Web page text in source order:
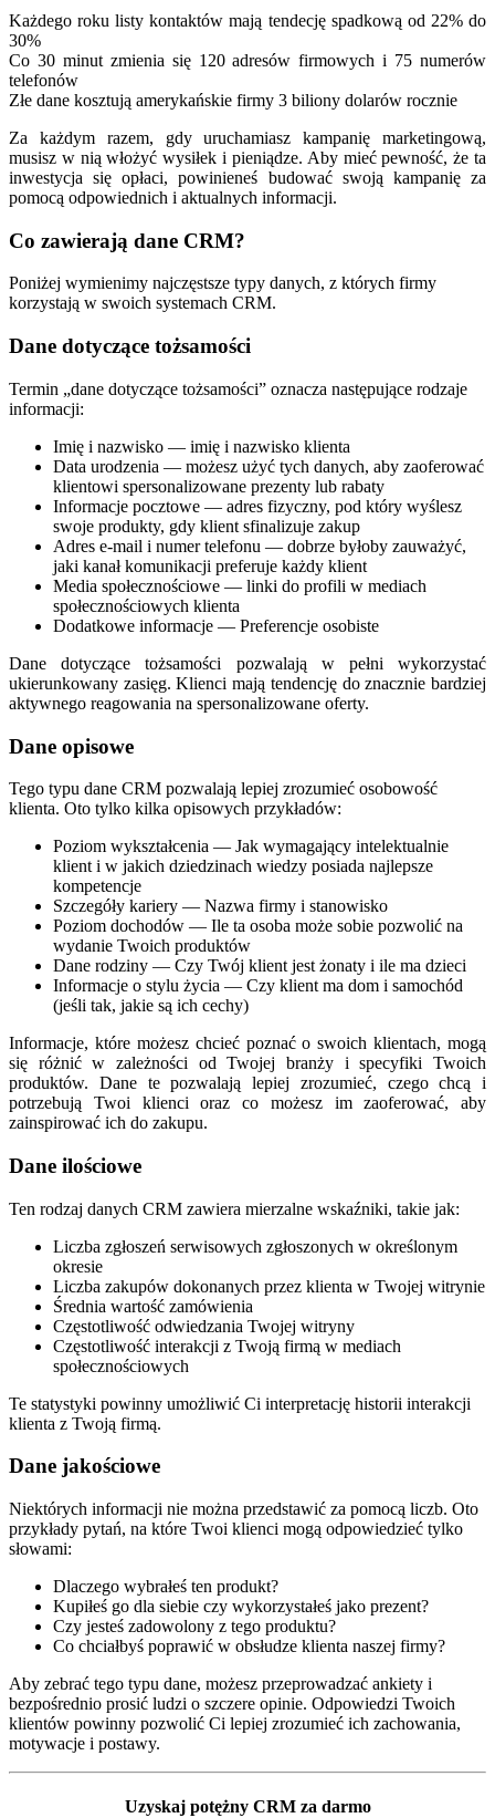
Każdego roku listy kontaktów mają tendecję spadkową od 22% do
30%
Co 30 minut zmienia się 120 adresów firmowych i 75 numerów
telefonów
Złe dane kosztują amerykańskie firmy 3 biliony dolarów rocznie
Za każdym razem, gdy uruchamiasz kampanię marketingową,
musisz w nią włożyć wysiłek i pieniądze. Aby mieć pewność, że ta
inwestycja się opłaci, powinieneś budować swoją kampanię za
pomocą odpowiednich i aktualnych informacji.
Co zawierają dane CRM?
Poniżej wymienimy najczęstsze typy danych, z których firmy
korzystają w swoich systemach CRM.
Dane dotyczące tożsamości
Termin „dane dotyczące tożsamości” oznacza następujące rodzaje
informacji:
Imię i nazwisko — imię i nazwisko klienta
Data urodzenia — możesz użyć tych danych, aby zaoferować
klientowi spersonalizowane prezenty lub rabaty
Informacje pocztowe — adres fizyczny, pod który wyślesz
swoje produkty, gdy klient sfinalizuje zakup
Adres e-mail i numer telefonu — dobrze byłoby zauważyć,
jaki kanał komunikacji preferuje każdy klient
Media społecznościowe — linki do profili w mediach
społecznościowych klienta
Dodatkowe informacje — Preferencje osobiste
Dane dotyczące tożsamości pozwalają w pełni wykorzystać
ukierunkowany zasięg. Klienci mają tendencję do znacznie bardziej
aktywnego reagowania na spersonalizowane oferty.
Dane opisowe
Tego typu dane CRM pozwalają lepiej zrozumieć osobowość
klienta. Oto tylko kilka opisowych przykładów:
Poziom wykształcenia — Jak wymagający intelektualnie
klient i w jakich dziedzinach wiedzy posiada najlepsze
kompetencje
Szczegóły kariery — Nazwa firmy i stanowisko
Poziom dochodów — Ile ta osoba może sobie pozwolić na
wydanie Twoich produktów
Dane rodziny — Czy Twój klient jest żonaty i ile ma dzieci
Informacje o stylu życia — Czy klient ma dom i samochód
(jeśli tak, jakie są ich cechy)
Informacje, które możesz chcieć poznać o swoich klientach, mogą
się różnić w zależności od Twojej branży i specyfiki Twoich
produktów. Dane te pozwalają lepiej zrozumieć, czego chcą i
potrzebują Twoi klienci oraz co możesz im zaoferować, aby
zainspirować ich do zakupu.
Dane ilościowe
Ten rodzaj danych CRM zawiera mierzalne wskaźniki, takie jak:
Liczba zgłoszeń serwisowych zgłoszonych w określonym
okresie
Liczba zakupów dokonanych przez klienta w Twojej witrynie
Średnia wartość zamówienia
Częstotliwość odwiedzania Twojej witryny
Częstotliwość interakcji z Twoją firmą w mediach
społecznościowych
Te statystyki powinny umożliwić Ci interpretację historii interakcji
klienta z Twoją firmą.
Dane jakościowe
Niektórych informacji nie można przedstawić za pomocą liczb. Oto
przykłady pytań, na które Twoi klienci mogą odpowiedzieć tylko
słowami:
Dlaczego wybrałeś ten produkt?
Kupiłeś go dla siebie czy wykorzystałeś jako prezent?
Czy jesteś zadowolony z tego produktu?
Co chciałbyś poprawić w obsłudze klienta naszej firmy?
Aby zebrać tego typu dane, możesz przeprowadzać ankiety i
bezpośrednio prosić ludzi o szczere opinie. Odpowiedzi Twoich
klientów powinny pozwolić Ci lepiej zrozumieć ich zachowania,
motywacje i postawy.
Uzyskaj potężny CRM za darmo